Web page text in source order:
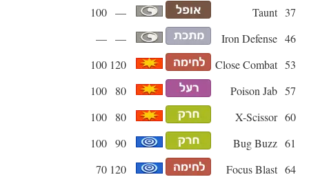
37
Taunt
—
100
46
Iron Defense
—
—
53
Close Combat
120
100
57
Poison Jab
80
100
60
X-Scissor
80
100
61
Bug Buzz
90
100
64
Focus Blast
120
70